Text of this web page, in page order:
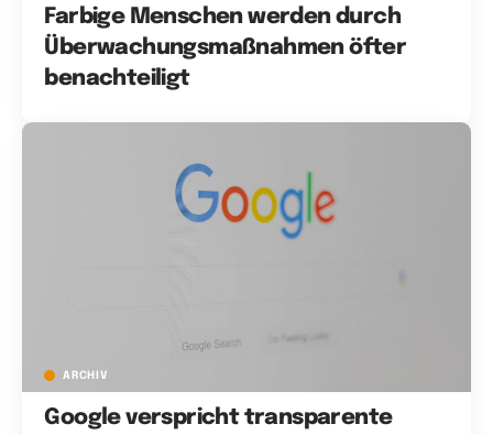
Farbige Menschen werden durch
Überwachungsmaßnahmen öfter
benachteiligt
ARCHIV
Google verspricht transparente